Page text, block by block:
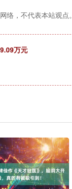
络，不代表本站观点。
万元